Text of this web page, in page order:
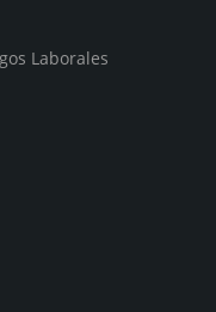
Laborales